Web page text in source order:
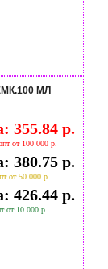
МЛ
355.84 р.
от 100 000 р.
380.75 р.
от 50 000 р.
426.44 р.
от 10 000 р.